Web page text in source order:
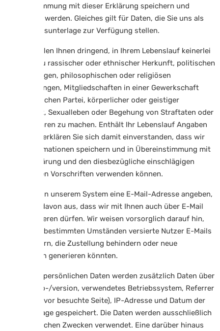
Übereinstimmung mit dieser Erklärung speichern und
verwenden werden. Gleiches gilt für Daten, die Sie uns als
Bewerbungsunterlage zur Verfügung stellen.
Wir empfehlen Ihnen dringend, in Ihrem Lebenslauf keinerlei
Angaben zu rassischer oder ethnischer Herkunft, politischen
Anschauungen, philosophischen oder religiösen
Überzeugungen, Mitgliedschaften in einer Gewerkschaft
oder politischen Partei, körperlicher oder geistiger
Gesundheit, Sexualleben oder Begehung von Straftaten oder
Strafverfahren zu machen. Enthält Ihr Lebenslauf Angaben
dieser Art, erklären Sie sich damit einverstanden, dass wir
diese Informationen speichern und in Übereinstimmung mit
dieser Erklärung und den diesbezügliche einschlägigen
gesetzlichen Vorschriften verwenden können.
Sofern Sie in unserem System eine E-Mail-Adresse angeben,
gehen wir davon aus, dass wir mit Ihnen auch über E-Mail
kommunizieren dürfen. Wir weisen vorsorglich darauf hin,
dass unter bestimmten Umständen versierte Nutzer E-Mails
lesen, ändern, die Zustellung behindern oder neue
Nachrichten generieren könnten.
Neben den persönlichen Daten werden zusätzlich Daten über
Browsertyp-/version, verwendetes Betriebssystem, Referrer
URL (die zuvor besuchte Seite), IP-Adresse und Datum der
Serveranfrage gespeichert. Die Daten werden ausschließlich
zu statistischen Zwecken verwendet. Eine darüber hinaus